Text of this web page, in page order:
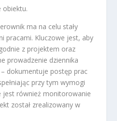
obiektu.
ma na celu stały
pracami. Kluczowe jest, aby
z projektem oraz
prowadzenie dziennika
dokumentuje postęp prac
przy tym wymogi
jest również monitorowanie
został zrealizowany w